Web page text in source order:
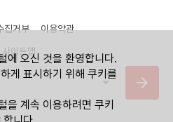
집거부
이용약관
사이트맵
에 오신 것을 환영합니다.
게 표시하기 위해 쿠키를
을 계속 이용하려면 쿠키